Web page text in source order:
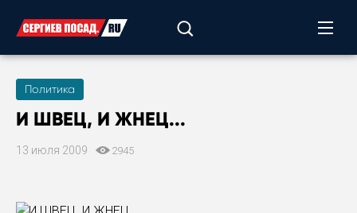
Политика
И ШВЕЦ, И ЖНЕЦ...
13 июля 2009 2945